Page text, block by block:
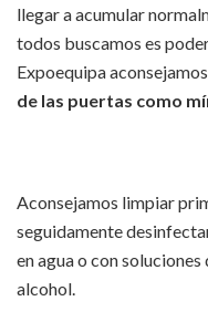
llegar a acumular
todos buscamos es
Expoequipa aconsejamos
de las puertas como
Aconsejamos limpiar
seguidamente
en agua o con
alcohol.